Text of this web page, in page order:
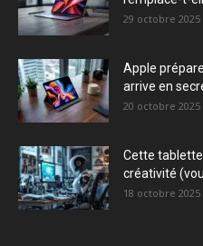
29 octobre 2025
Apple
arrive en
20 octobre 2025
Cette
créativité
18 octobre 2025